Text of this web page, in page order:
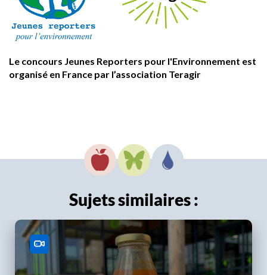
Le concours Jeunes Reporters pour l'Environnement est
organisé en France par l’association Teragir
Sujets similaires :